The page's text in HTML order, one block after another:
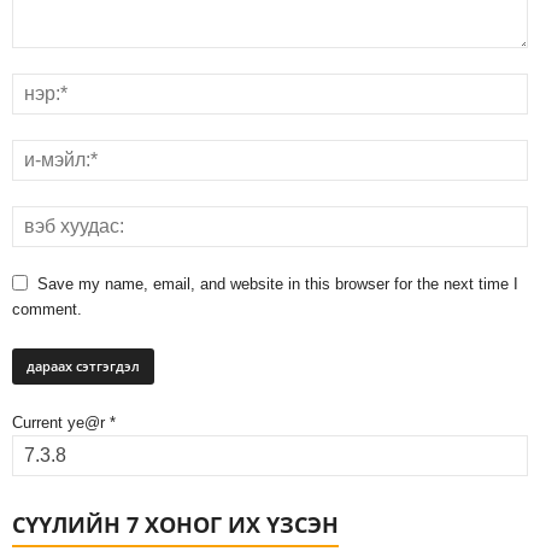
Save my name, email, and website in this browser for the next time I
comment.
Current ye@r *
СҮҮЛИЙН 7 ХОНОГ ИХ ҮЗСЭН